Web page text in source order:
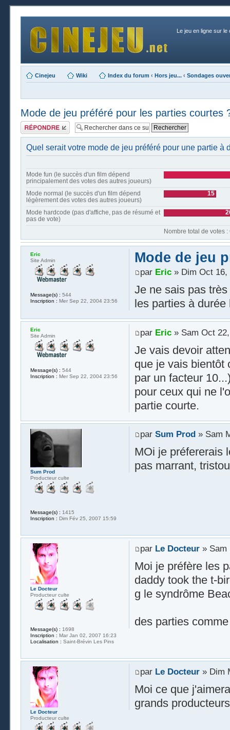
Le jeu en ligne sur le
Cinejeu Wiki Index du forum ‹ Hors jeu... ‹ Sondages
Mode de jeu préféré pour les parties courtes
Publier une
réponse
Quel serait votre mode de jeu préféré pour une partie à
Mode fun (le succès d'un film dépend
principalement des votes des autres joueurs)
Mode normal (le succès d'un film dépend
légèrement des votes des autres joueurs)
15
Mode hardcode (pas d'affiche, pas de résumé et
pas de vote)
Mode de jeu
par Eric» Dim Oct 16,
Je ne sais pas
les parties à
Eric
Site Admin
Message(s) : 544
Inscription : Mer Sep 22, 2004 23:56
par Eric» Sam Oct 22,
Je vais devoir
que je vais bientôt
par un facteur
pour ceux qui ne
partie courte.
Eric
Site Admin
Message(s) : 544
Inscription : Mer Sep 22, 2004 23:56
par Sum Prod» Sam
MOi je préfererais
pas marrant,
Sum Prod
Producteur culte
Message(s) : 1415
Inscription : Dim Fév 25, 2007 15:59
par Le Docteur» Sam
Moi je préfère les
daddy took the t-
g le syndrôme
des parties
Le Docteur
Producteur culte
Message(s) : 1698
Inscription : Mar Jan 02, 2007 16:23
Localisation : Saint-Brévin Les Pins
par Le Docteur» Dim
Moi ce que
grands
Le Docteur
Producteur culte